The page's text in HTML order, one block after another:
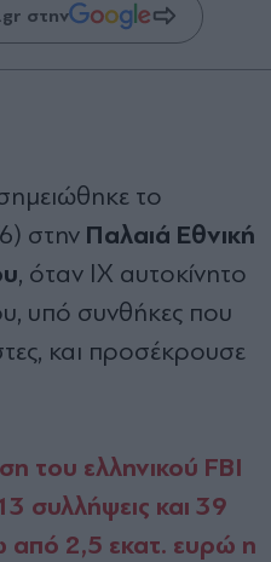
στην
το
στην Παλαιά Εθνική
, όταν ΙΧ αυτοκίνητο
υπό συνθήκες που
και προσέκρουσε
του ελληνικού FBI
συλλήψεις και 39
από 2,5 εκατ. ευρώ η